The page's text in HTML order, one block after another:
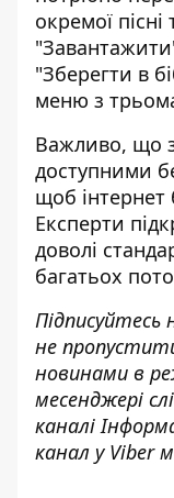
окремої
"Зберегти в
меню з
Важливо, що
доступними
щоб інтернет
Експерти
доволі
багатьох
не
новинами в
месенджері
каналі
канал у Viber